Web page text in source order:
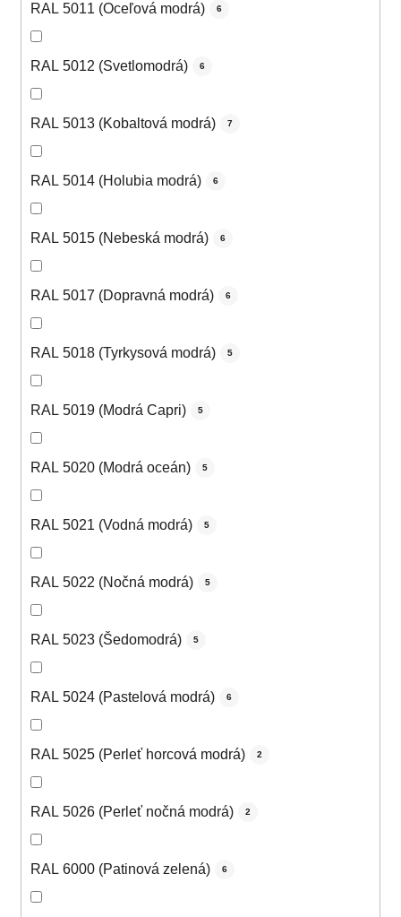
RAL 5011 (Oceľová modrá) 6
RAL 5012 (Svetlomodrá) 6
RAL 5013 (Kobaltová modrá) 7
RAL 5014 (Holubia modrá) 6
RAL 5015 (Nebeská modrá) 6
RAL 5017 (Dopravná modrá) 6
RAL 5018 (Tyrkysová modrá) 5
RAL 5019 (Modrá Capri) 5
RAL 5020 (Modrá oceán) 5
RAL 5021 (Vodná modrá) 5
RAL 5022 (Nočná modrá) 5
RAL 5023 (Šedomodrá) 5
RAL 5024 (Pastelová modrá) 6
RAL 5025 (Perleť horcová modrá) 2
RAL 5026 (Perleť nočná modrá) 2
RAL 6000 (Patinová zelená) 6